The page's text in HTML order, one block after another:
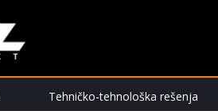
Tehničko-tehnološka rešenja